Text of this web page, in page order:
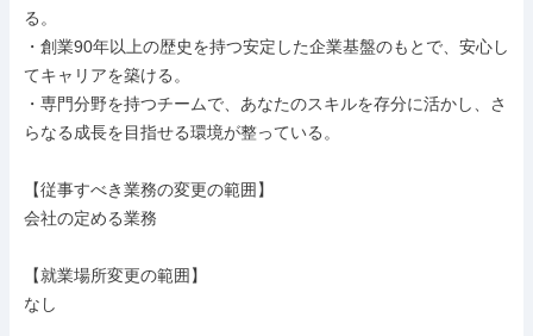
る。
・創業90年以上の歴史を持つ安定した企業基盤のもとで、安心し
てキャリアを築ける。
・専門分野を持つチームで、あなたのスキルを存分に活かし、さ
らなる成長を目指せる環境が整っている。
【従事すべき業務の変更の範囲】
会社の定める業務
【就業場所変更の範囲】
なし